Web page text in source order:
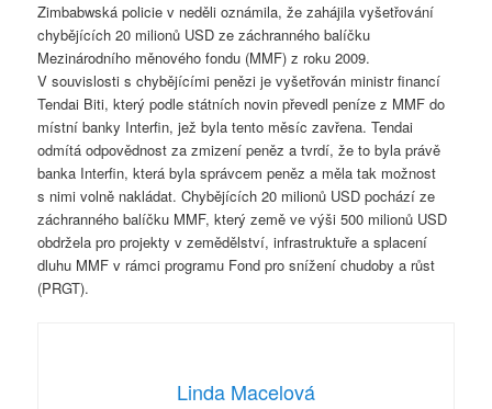
Zimbabwská policie v neděli oznámila, že zahájila vyšetřování
chybějících 20 milionů USD ze záchranného balíčku
Mezinárodního měnového fondu (MMF) z roku 2009.
V souvislosti s chybějícími penězi je vyšetřován ministr financí
Tendai Biti, který podle státních novin převedl peníze z MMF do
místní banky Interfin, jež byla tento měsíc zavřena. Tendai
odmítá odpovědnost za zmizení peněz a tvrdí, že to byla právě
banka Interfin, která byla správcem peněz a měla tak možnost
s nimi volně nakládat. Chybějících 20 milionů USD pochází ze
záchranného balíčku MMF, který země ve výši 500 milionů USD
obdržela pro projekty v zemědělství, infrastruktuře a splacení
dluhu MMF v rámci programu Fond pro snížení chudoby a růst
(PRGT).
Linda Macelová